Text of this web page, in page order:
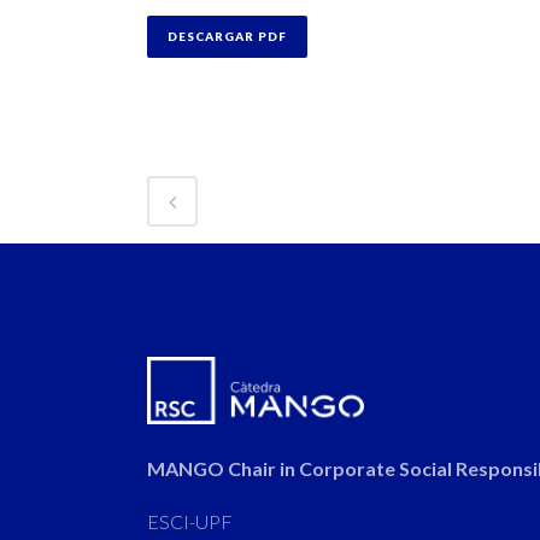
DESCARGAR PDF
MANGO Chair in Corporate Social
ESCI-UPF